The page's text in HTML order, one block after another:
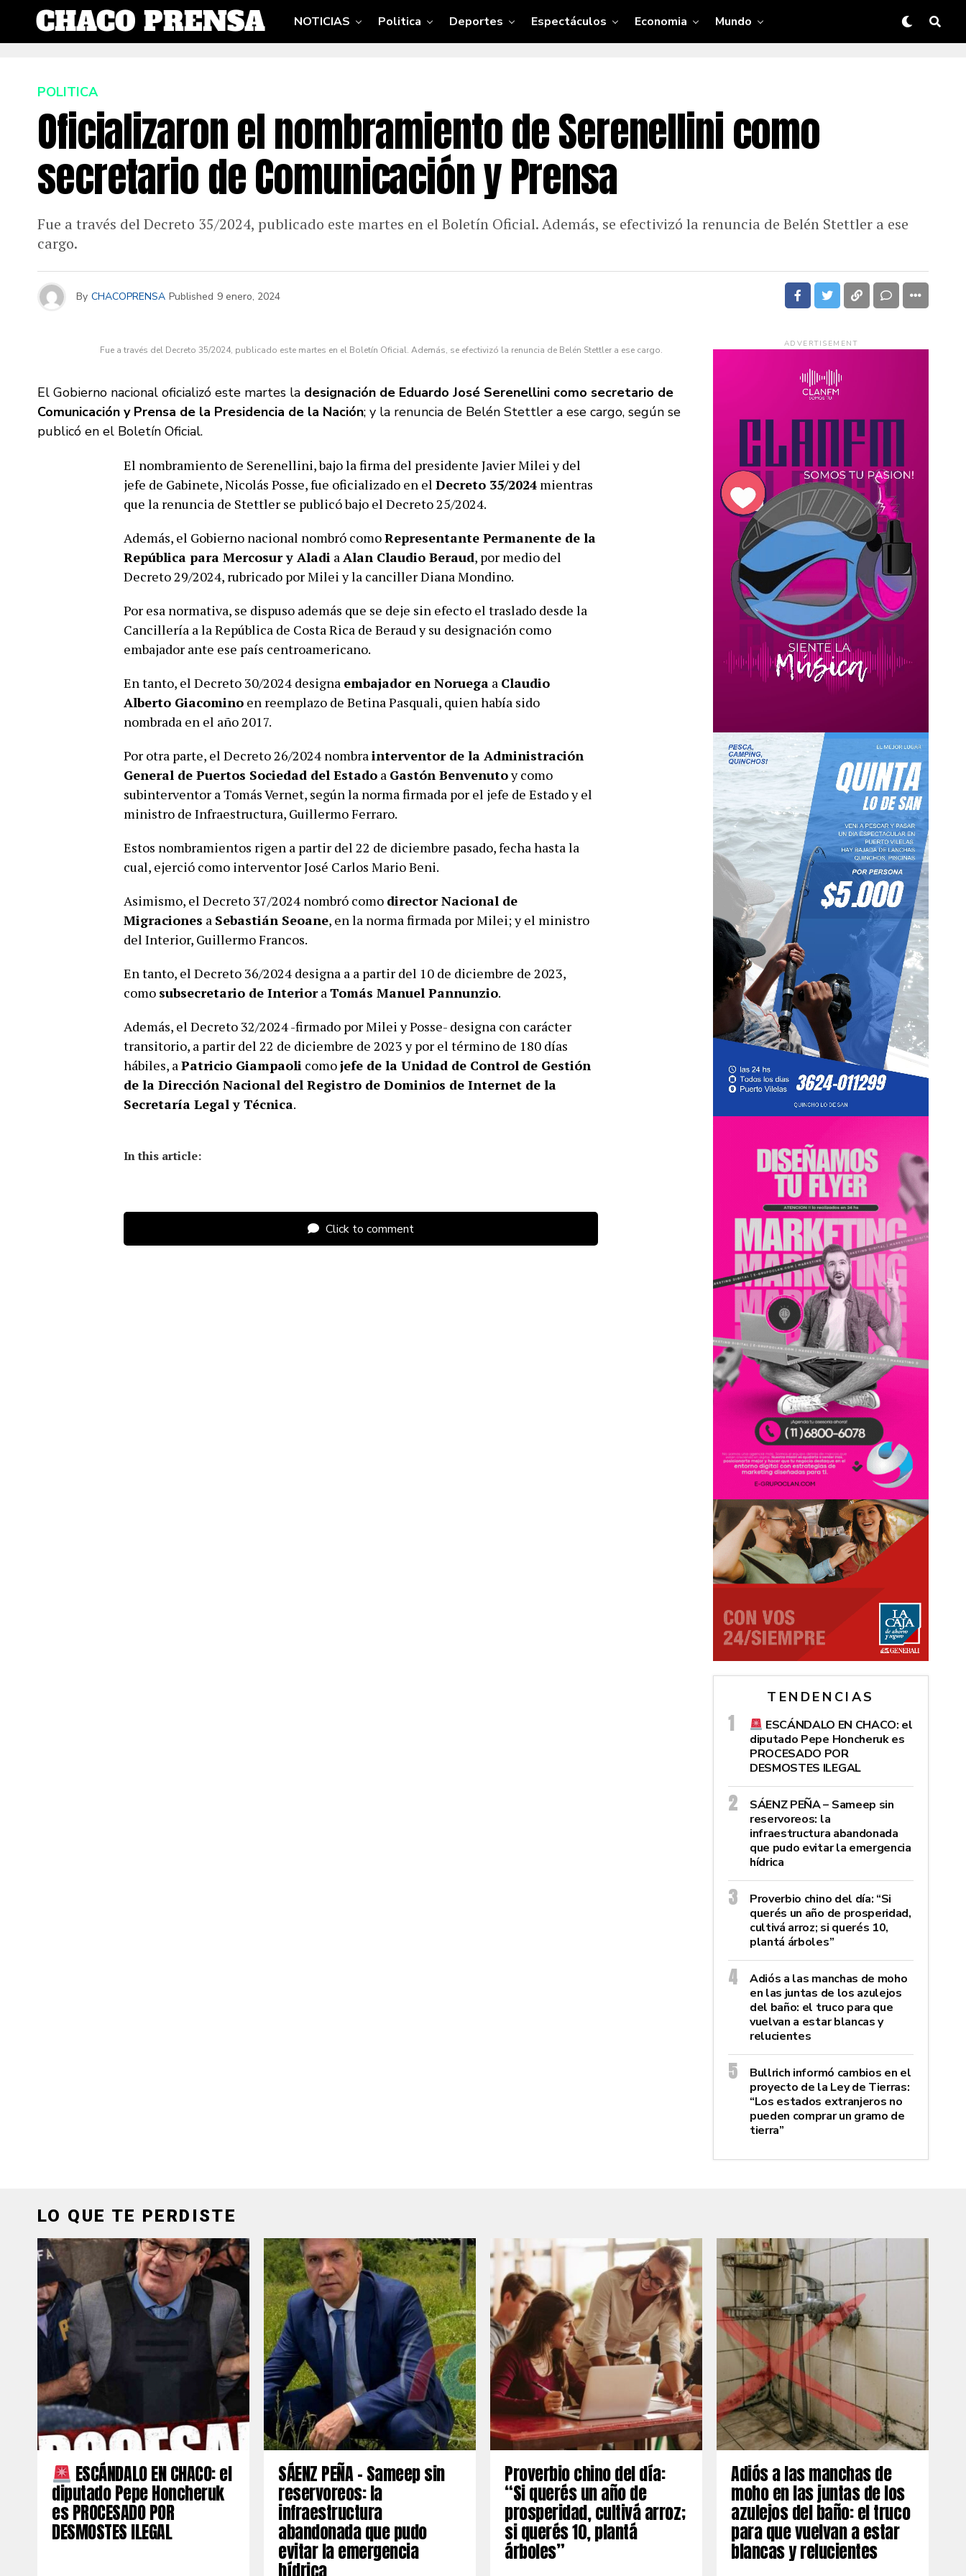
NOTICIAS Politica Deportes Espectáculos Economia Mundo
POLITICA
Oficializaron el nombramiento de Serenellini como
secretario de Comunicación y Prensa
Fue a través del Decreto 35/2024, publicado este martes en el Boletín Oficial. Además, se efectivizó la renuncia de Belén Stettler a ese
cargo.
By CHACOPRENSA Published 9 enero, 2024
Fue a través del Decreto 35/2024, publicado este martes en el Boletín Oficial. Además, se efectivizó la renuncia de Belén Stettler a ese cargo.
El Gobierno nacional oficializó este martes la designación de Eduardo José Serenellini como secretario de
Comunicación y Prensa de la Presidencia de la Nación; y la renuncia de Belén Stettler a ese cargo, según se
publicó en el Boletín Oficial.
El nombramiento de Serenellini, bajo la firma del presidente Javier Milei y del
jefe de Gabinete, Nicolás Posse, fue oficializado en el Decreto 35/2024 mientras
que la renuncia de Stettler se publicó bajo el Decreto 25/2024.
Además, el Gobierno nacional nombró comoRepresentante Permanente de la
República para Mercosur y Aladi aAlan Claudio Beraud, por medio del
Decreto 29/2024, rubricado por Milei y la canciller Diana Mondino.
Por esa normativa, se dispuso además que se deje sin efecto el traslado desde la
Cancillería a la República de Costa Rica de Beraud y su designación como
embajador ante ese país centroamericano.
En tanto, el Decreto 30/2024 designa embajador en Noruega a Claudio
Alberto Giacomino en reemplazo de Betina Pasquali, quien había sido
nombrada en el año 2017.
Por otra parte, el Decreto 26/2024 nombrainterventor de la Administración
General de Puertos Sociedad del Estado a Gastón Benvenutoy como
subinterventor a Tomás Vernet, según la norma firmada por el jefe de Estado y el
ministro de Infraestructura, Guillermo Ferraro.
Estos nombramientos rigen a partir del 22 de diciembre pasado, fecha hasta la
cual, ejerció como interventor José Carlos Mario Beni.
Asimismo, el Decreto 37/2024 nombró como director Nacional de
Migraciones a Sebastián Seoane, en la norma firmada por Milei; y el ministro
del Interior, Guillermo Francos.
En tanto, el Decreto 36/2024 designa a a partir del 10 de diciembre de 2023,
como subsecretario de InterioraTomás Manuel Pannunzio.
Además, el Decreto 32/2024 -firmado por Milei y Posse- designa con carácter
transitorio, a partir del 22 de diciembre de 2023 y por el término de 180 días
hábiles, aPatricio Giampaoli comojefe de la Unidad de Control de Gestión
de la Dirección Nacional del Registro de Dominios de Internet de la
Secretaría Legal y Técnica.
In this article:
Click to comment
ADVERTISEMENT
TENDENCIAS
ESCÁNDALO EN CHACO: el
diputado Pepe Honcheruk es
PROCESADO POR
DESMOSTES ILEGAL
SÁENZ PEÑA – Sameep sin
reservoreos: la
infraestructura abandonada
que pudo evitar la emergencia
hídrica
Proverbio chino del día: “Si
querés un año de prosperidad,
cultivá arroz; si querés 10,
plantá árboles”
Adiós a las manchas de moho
en las juntas de los azulejos
del baño: el truco para que
vuelvan a estar blancas y
relucientes
Bullrich informó cambios en el
proyecto de la Ley de Tierras:
“Los estados extranjeros no
pueden comprar un gramo de
tierra”
LO QUE TE PERDISTE
ESCÁNDALO EN CHACO: el
diputado Pepe Honcheruk
es PROCESADO POR
DESMOSTES ILEGAL
SÁENZ PEÑA – Sameep sin
reservoreos: la
infraestructura
abandonada que pudo
evitar la emergencia
Proverbio chino del día:
“Si querés un año de
prosperidad, cultivá arroz;
si querés 10, plantá
árboles”
Adiós a las manchas de
moho en las juntas de los
azulejos del baño: el truco
para que vuelvan a estar
blancas y relucientes